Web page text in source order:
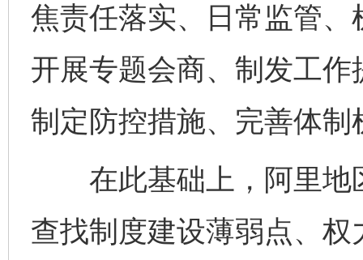
焦责任落实、日常监管
开展专题会商、制发工
制定防控措施、完善体
在此基础上，阿里地
查找制度建设薄弱点、